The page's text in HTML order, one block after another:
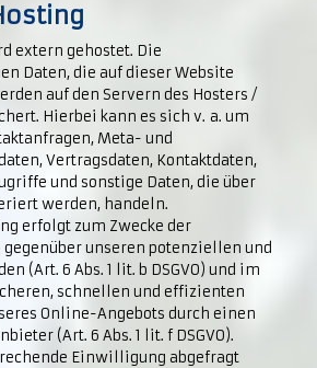
extern gehostet. Die
Daten, die auf dieser Website
auf den Servern des Hosters /
Hierbei kann es sich v. a. um
Meta- und
Vertragsdaten, Kontaktdaten,
und sonstige Daten, die über
werden, handeln.
erfolgt zum Zwecke der
unseren potenziellen und
(Art. 6 Abs. 1 lit. b DSGVO) und im
schnellen und effizienten
Online-Angebots durch einen
(Art. 6 Abs. 1 lit. f DSGVO).
Einwilligung abgefragt